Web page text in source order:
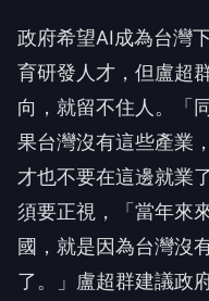
政府希望AI成為台灣
育研發人才，但盧超
向，就留不住人。「
果台灣沒有這些產業
才也不要在這邊就業
須要正視，「當年來
國，就是因為台灣沒
了。」盧超群建議政